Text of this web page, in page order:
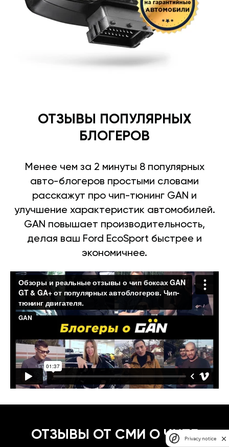
ОТЗЫВЫ ПОПУЛЯРНЫХ
БЛОГЕРОВ
Менее чем за 2 минуты 8 популярных
авто-блогеров простыми словами
расскажут про чип-тюнинг GAN и
улучшение характеристик автомобилей.
GAN повышает производительность,
делая ваш Ford EcoSport быстрее и
экономичнее.
ОТЗЫВЫ ОТ СМИ О ЧИПЕPrivacy notice